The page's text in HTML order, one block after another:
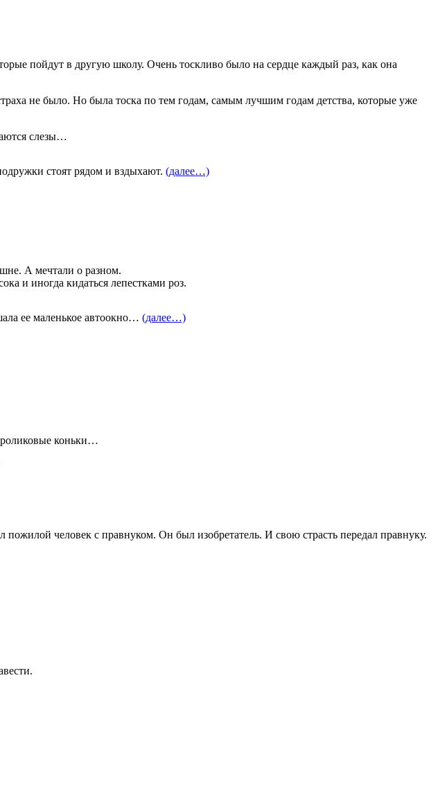
пойдут в другую школу. Очень тоскливо было на сердце каждый раз, как она
не было. Но была тоска по тем годам, самым лучшим годам детства, которые уже
слезы…
стоят рядом и вздыхают. (далее…)
А мечтали о разном.
и иногда кидаться лепестками роз.
ее маленькое автоокно… (далее…)
коньки…
человек с правнуком. Он был изобретатель. И свою страсть передал правнуку.